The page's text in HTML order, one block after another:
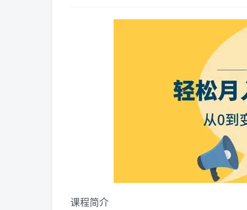
课程简介